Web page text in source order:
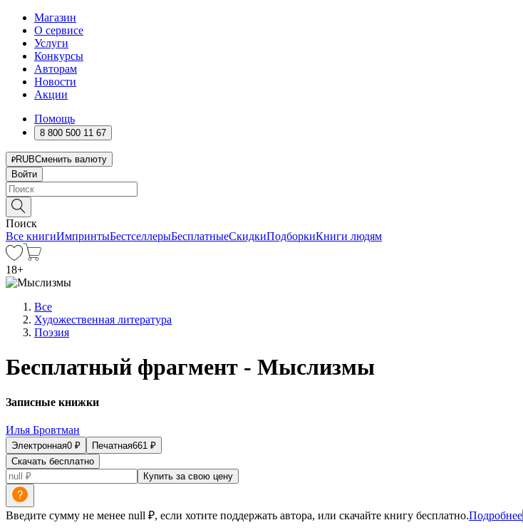
Магазин
О сервисе
Услуги
Конкурсы
Авторам
Новости
Акции
Помощь
8 800 500 11 67
RUBСменить валюту
Войти
Поиск
Все книгиИмпринтыБестселлерыБесплатныеСкидкиПодборкиКниги людям
18+
Все
Художественная литература
Поэзия
Бесплатный фрагмент - Мыслизмы
Записные книжки
Илья Бровтман
Электронная0 ₽ Печатная661 ₽
Скачать бесплатно
Купить за свою цену
Введите сумму не менее null ₽, если хотите поддержать автора, или скачайте книгу бесплатно.Подробнее